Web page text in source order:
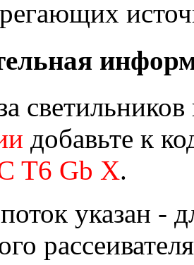
добавьте к
T6 Gb X.
указан -